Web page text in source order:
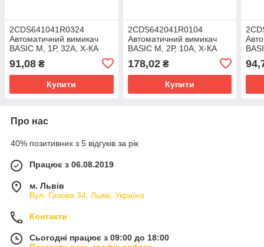
2CDS641041R0324
Автоматичний вимикач
BASIC M, 1Р, 32А, Х-КА
"С", 4,5kA (8536 20 10 00)
91,08 ₴
Купити
2CDS642041R0104
Автоматичний вимикач
BASIC M, 2Р, 10А, Х-КА
"С", 4,5kA (8536 20 10 00)
178,02₴
Купити
Про нас
40% позитивних з 5 відгуків за рік
Працює з 06.08.2019
м. Львів
Вул. Газова 34, Львів, Україна
Контакти
Сьогодні працює з 09:00 до 18:00